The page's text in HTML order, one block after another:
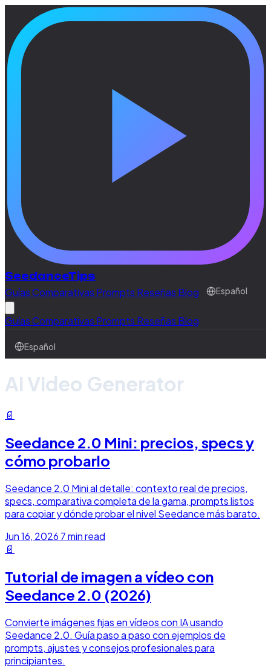
SeedanceTips
GuíasComparativas Prompts Reseñas Blog Español
GuíasComparativas Prompts Reseñas Blog
Español
Ai Video Generator
📄
Seedance 2.0 Mini: precios, specs y
cómo probarlo
Seedance 2.0 Mini al detalle: contexto real de precios,
specs, comparativa completa de la gama, prompts listos
para copiar y dónde probar el nivel Seedance más barato.
Jun 16, 2026 7 min read
📄
Tutorial de imagen a vídeo con
Seedance 2.0 (2026)
Convierte imágenes fijas en vídeos con IA usando
Seedance 2.0. Guía paso a paso con ejemplos de
prompts, ajustes y consejos profesionales para
principiantes.